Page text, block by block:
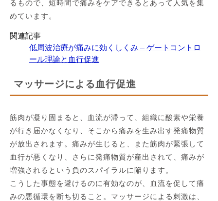
るもので、短時間で痛みをケアできるとあって人気を集
めています。
関連記事
低周波治療が痛みに効くしくみ – ゲートコントロ
ール理論と血行促進
マッサージによる血行促進
筋肉が凝り固まると、血流が滞って、組織に酸素や栄養
が行き届かなくなり、そこから痛みを生み出す発痛物質
が放出されます。痛みが生じると、また筋肉が緊張して
血行が悪くなり、さらに発痛物質が産出されて、痛みが
増強されるという負のスパイラルに陥ります。
こうした事態を避けるのに有効なのが、血流を促して痛
みの悪循環を断ち切ること。マッサージによる刺激は、